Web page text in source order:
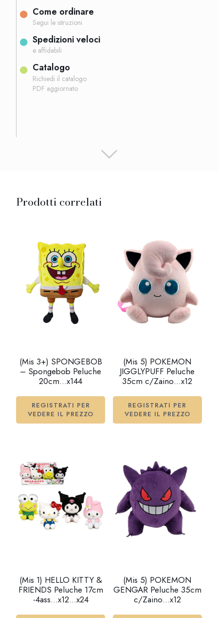
Come ordinare
Segui le istruzioni
Spedizioni veloci
e affidabili
Catalogo
Richiedi il catalogo
PDF aggiornato
Prodotti correlati
(Mis 3+) SPONGEBOB
– Spongebob Peluche
20cm…x144
REGISTRATI PER
VEDERE IL PREZZO
(Mis 5) POKEMON
JIGGLYPUFF Peluche
35cm c/Zaino…x12
REGISTRATI PER
VEDERE IL PREZZO
(Mis 1) HELLO KITTY &
FRIENDS Peluche 17cm
-4ass…x12…x24
(Mis 5) POKEMON
GENGAR Peluche 35cm
c/Zaino…x12